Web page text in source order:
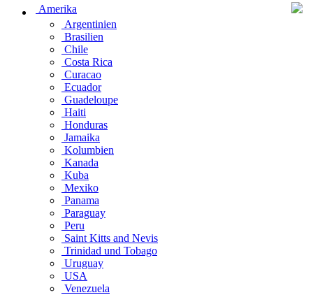
Amerika
Argentinien
Brasilien
Chile
Costa Rica
Curacao
Ecuador
Guadeloupe
Haiti
Honduras
Jamaika
Kolumbien
Kanada
Kuba
Mexiko
Panama
Paraguay
Peru
Saint Kitts and Nevis
Trinidad und Tobago
Uruguay
USA
Venezuela